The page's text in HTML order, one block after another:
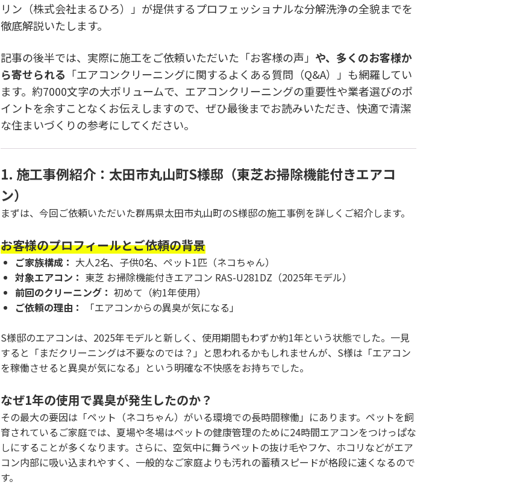
リン（株式会社まるひろ）」が提供するプロフェッショナルな分解洗浄の全貌までを
徹底解説いたします。
記事の後半では、実際に施工をご依頼いただいた「お客様の声」 や、多くのお客様か
ら寄せられる 「エアコンクリーニングに関するよくある質問（Q&A）」も網羅してい
ます。約7000文字の大ボリュームで、エアコンクリーニングの重要性や業者選びのポ
イントを余すことなくお伝えしますので、ぜひ最後までお読みいただき、快適で清潔
な住まいづくりの参考にしてください。
1. 施工事例紹介：太田市丸山町S様邸（東芝お掃除機能付きエアコ
ン）
まずは、今回ご依頼いただいた群馬県太田市丸山町のS様邸の施工事例を詳しくご紹介します。
お客様のプロフィールとご依頼の背景
ご家族構成： 大人2名、子供0名、ペット1匹（ネコちゃん）
対象エアコン： 東芝 お掃除機能付きエアコン RAS-U281DZ（2025年モデル）
前回のクリーニング： 初めて（約1年使用）
ご依頼の理由：
「エアコンからの異臭が気になる」
S様邸のエアコンは、2025年モデルと新しく、使用期間もわずか約1年という状態でした。一見
すると「まだクリーニングは不要なのでは？」と思われるかもしれませんが、S様は「エアコン
を稼働させると異臭が気になる」という明確な不快感をお持ちでした。
なぜ1年の使用で異臭が発生したのか？
その最大の要因は「ペット（ネコちゃん）がいる環境での長時間稼働」にあります。ペットを飼
育されているご家庭では、夏場や冬場はペットの健康管理のために24時間エアコンをつけっぱな
しにすることが多くなります。さらに、空気中に舞うペットの抜け毛やフケ、ホコリなどがエア
コン内部に吸い込まれやすく、一般的なご家庭よりも汚れの蓄積スピードが格段に速くなるので
す。